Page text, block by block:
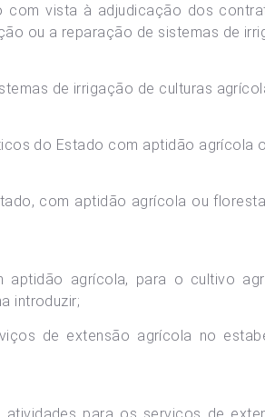
com vista à adjudicação dos
ou a reparação de sistemas de
de irrigação de culturas
do Estado com aptidão agrícola
com aptidão agrícola ou
agrícola, para o cultivo
introduzir;
de extensão agrícola no